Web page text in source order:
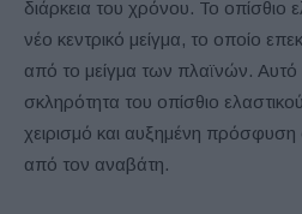
διάρκεια του χρόνου. Το οπίσθιο
νέο κεντρικό μείγμα, το οποίο
από το μείγμα των πλαϊνών. Αυτό
σκληρότητα του οπίσθιο
χειρισμό και αυξημένη πρόσφυση
από τον αναβάτη.